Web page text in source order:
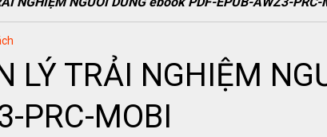
LÝ TRẢI NGHIỆM
PRC-MOBI